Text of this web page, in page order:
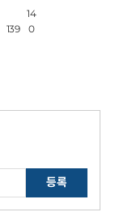
139
14
0
등록